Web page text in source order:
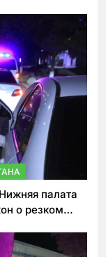
палата
о резком